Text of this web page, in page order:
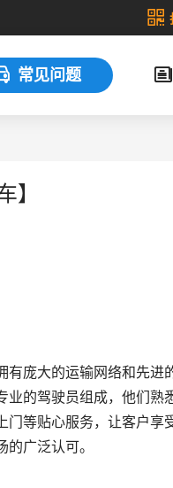
常见问题
】
有庞大的运输网络和先进
业的驾驶员组成，他们熟
门等贴心服务，让客户享
广泛认可。